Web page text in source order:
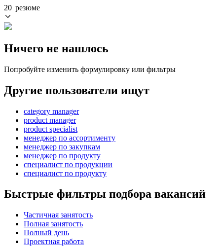
20 резюме
Ничего не нашлось
Попробуйте изменить формулировку или фильтры
Другие пользователи ищут
category manager
product manager
product specialist
менеджер по ассортименту
менеджер по закупкам
менеджер по продукту
специалист по продукции
специалист по продукту
Быстрые фильтры подбора вакансий
Частичная занятость
Полная занятость
Полный день
Проектная работа